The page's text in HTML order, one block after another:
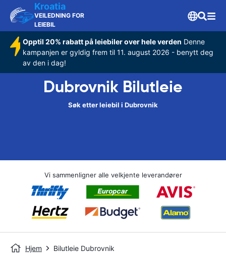
Kroatia
VEILEDNING FOR
LEIEBIL
Opptil 20% rabatt på leiebiler over hele verden Denne
kampanjen er gyldig frem til 11. august 2026 - benytt deg
av den i dag!
Dubrovnik Bilutleie
Søk etter leiebil i Dubrovnik
Vi sammenligner alle velkjente leverandører
Hjem Bilutleie Dubrovnik